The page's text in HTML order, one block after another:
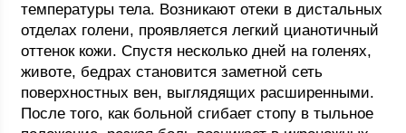
температуры тела. Возникают отеки в дистальных
отделах голени, проявляется легкий цианотичный
оттенок кожи. Спустя несколько дней на голенях,
животе, бедрах становится заметной сеть
поверхностных вен, выглядящих расширенными.
После того, как больной сгибает стопу в тыльное